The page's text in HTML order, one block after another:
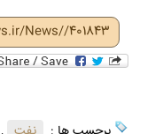
News//401843